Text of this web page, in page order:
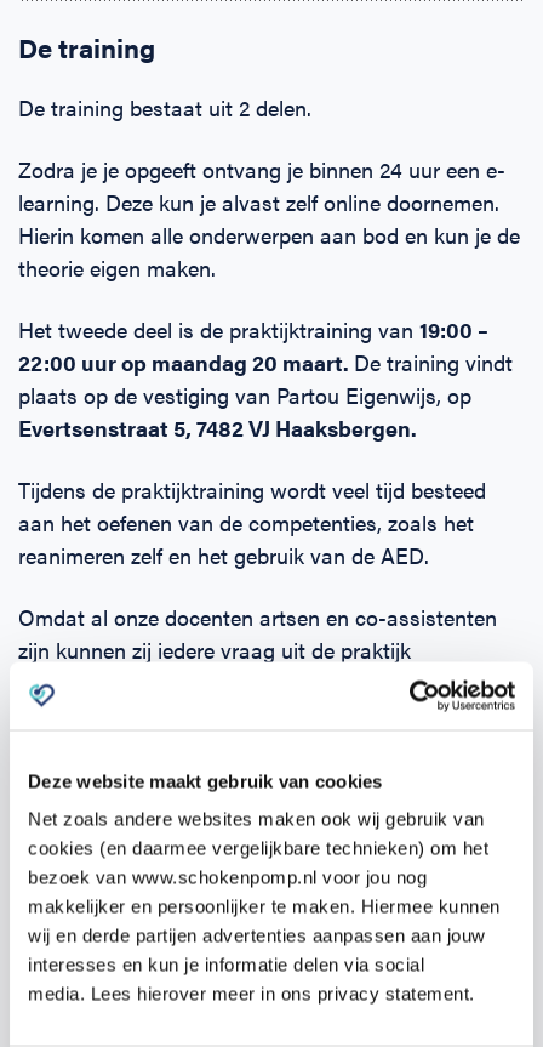
Deze website maakt gebruik van cookies
Net zoals andere websites maken ook wij gebruik van
cookies (en daarmee vergelijkbare technieken) om het
bezoek van www.schokenpomp.nl voor jou nog
makkelijker en persoonlijker te maken. Hiermee kunnen
wij en derde partijen advertenties aanpassen aan jouw
interesses en kun je informatie delen via social
media. Lees hierover meer in ons privacy statement.
De training
De training bestaat uit 2 delen.
Zodra je je opgeeft ontvang je binnen 24 uur een e-
learning. Deze kun je alvast zelf online doornemen.
Hierin komen alle onderwerpen aan bod en kun je de
theorie eigen maken.
Het tweede deel is de praktijktraining van 19:00 –
22:00 uur op maandag 20 maart. De training vindt
plaats op de vestiging van Partou Eigenwijs, op
Evertsenstraat 5, 7482 VJ Haaksbergen.
Tijdens de praktijktraining wordt veel tijd besteed
aan het oefenen van de competenties, zoals het
reanimeren zelf en het gebruik van de AED.
Omdat al onze docenten artsen en co-assistenten
zijn kunnen zij iedere vraag uit de praktijk
beantwoorden.
Inschrijven
Wil je samen komen naar de training? Zodra je de
EHBO cursus op de website in je winkelmandje
hebt, kun je het aantal verhogen naar 2 personen.
Geef in het opmerkingen veld wel de voornaam,
achternaam en email adres van de 2e persoon op.